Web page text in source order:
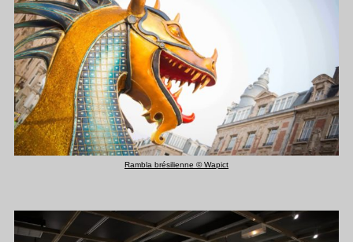
Rambla brésilienne © Wapict